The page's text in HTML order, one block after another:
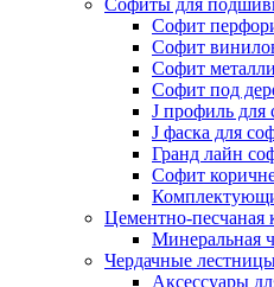
Софиты для
Cофит
Софит
Софит
Софит под
J профиль для
J фаска для
Гранд лайн
Софит
Цементно-песчаная
Минеральная
Чердачные
Аксессуары